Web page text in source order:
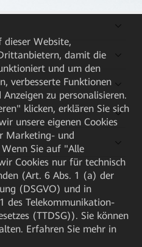
Website,
damit die
und um den
verbesserte Funktionen
zu personalisieren.
klicken, erklären Sie sich
unsere eigenen Cookies
Marketing- und
Sie auf "Alle
Cookies nur für technisch
(Art. 6 Abs. 1 (a) der
(DSGVO) und in
des Telekommunikation-
(TTDSG)). Sie können
Erfahren Sie mehr in